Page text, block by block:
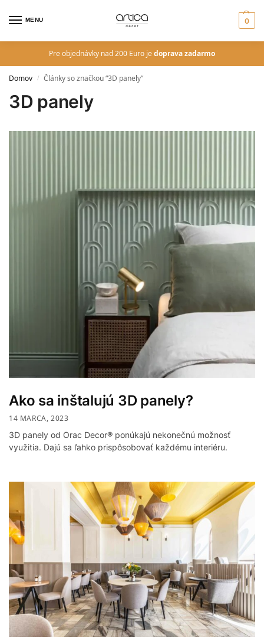
MENU 0
Pre objednávky nad 200 Euro jedoprava zadarmo
Domov / Články so značkou “3D panely”
3D panely
Ako sa inštalujú 3D panely?
14 MARCA, 2023
3D panely od Orac Decor® ponúkajú nekonečnú možnosť
využitia. Dajú sa ľahko prispôsobovať každému interiéru.